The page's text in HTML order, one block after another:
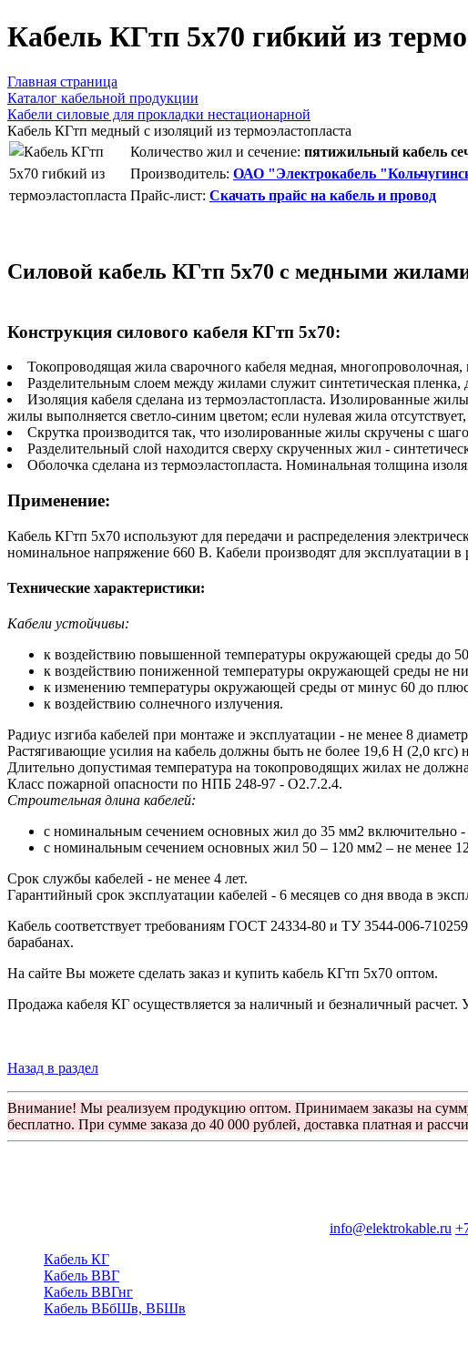
Кабель КГтп 5х70 гибкий из
Главная страница
Каталог кабельной продукции
Кабели силовые для прокладки нестационарной
Кабель КГтп медный с изоляций из термоэластопласта
Количество жил и сечение: пятижильный кабель
Производитель: ОАО "Электрокабель
Прайс-лист: Скачать прайс на кабель и провод
Силовой кабель КГтп 5х70 с медными
Конструкция силового кабеля КГтп 5х70:
Токопроводящая жила сварочного кабеля медная,
Разделительным слоем между жилами служит синтетическая
Изоляция кабеля сделана из термоэластопласта. Изолированные
жилы выполняется светло-синим цветом; если нулевая жила
Скрутка производится так, что изолированные жилы скручены с
Разделительный слой находится сверху скрученных жил -
Оболочка сделана из термоэластопласта. Номинальная толщина
Применение:
Кабель КГтп 5х70 используют для передачи и распределения
номинальное напряжение 660 В. Кабели производят для эксплуатации
Технические характеристики:
Кабели устойчивы:
к воздействию повышенной температуры окружающей среды до
к воздействию пониженной температуры окружающей среды не
к изменению температуры окружающей среды от минус 60 до
к воздействию солнечного излучения.
Радиус изгиба кабелей при монтаже и эксплуатации - не менее 8
Растягивающие усилия на кабель должны быть не более 19,6 Н (2,0 кгс)
Длительно допустимая температура на токопроводящих жилах не
Класс пожарной опасности по НПБ 248-97 - О2.7.2.4.
Строительная длина кабелей:
с номинальным сечением основных жил до 35 мм2 включительно -
с номинальным сечением основных жил 50 – 120 мм2 – не менее
Срок службы кабелей - не менее 4 лет.
Гарантийный срок эксплуатации кабелей - 6 месяцев со дня ввода в
Кабель соответствует требованиям ГОСТ 24334-80 и ТУ 3544-006-
барабанах.
На сайте Вы можете сделать заказ и купить кабель КГтп 5х70 оптом.
Продажа кабеля КГ осуществляется за наличный и безналичный расчет.
Назад в раздел
Внимание! Мы реализуем продукцию оптом. Принимаем заказы на
бесплатно. При сумме заказа до 40 000 рублей, доставка платная и
info@elektrokable.ru
Кабель КГ
Кабель ВВГ
Кабель ВВГнг
Кабель ВБбШв, ВБШв